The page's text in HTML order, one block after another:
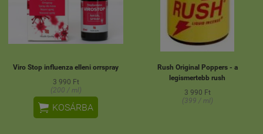
Viro Stop influenza elleni orrspray
3 990 Ft
(200 / ml)
 KOSÁRBA
Rush Original Poppers - a
legismertebb rush
3 990 Ft
(399 / ml)